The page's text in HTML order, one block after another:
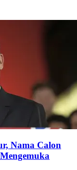
Nama Calon